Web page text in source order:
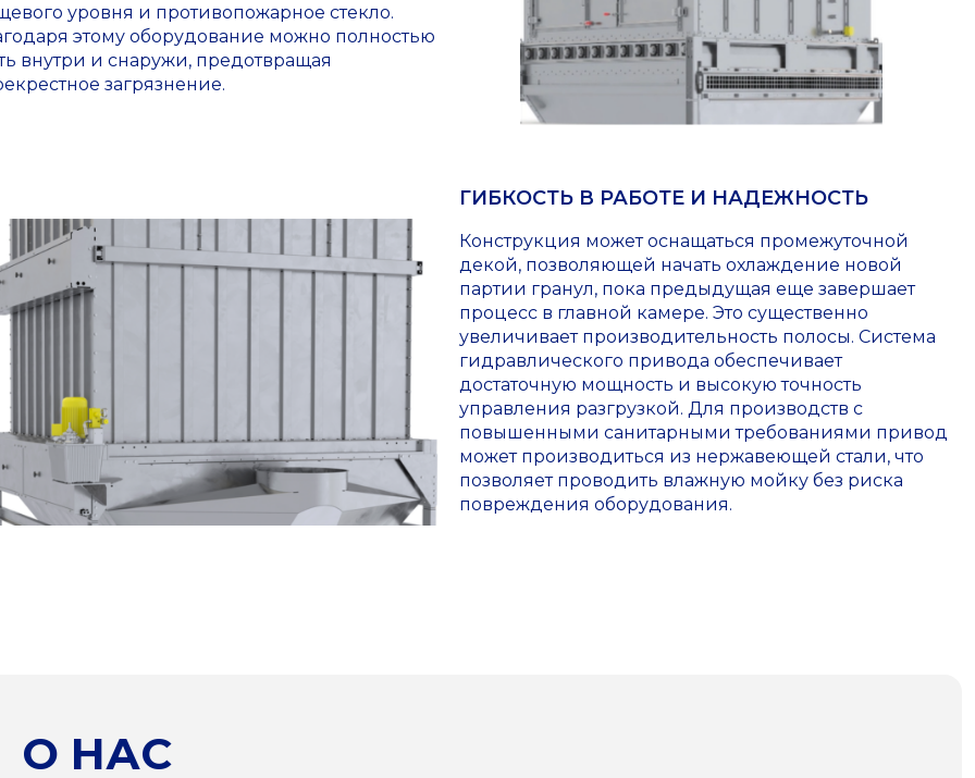
уровня и противопожарное стекло.
этому оборудование можно полностью
внутри и снаружи, предотвращая
загрязнение.
ГИБКОСТЬ В РАБОТЕ И НАДЕЖНОСТЬ
Конструкция может оснащаться промежуточной
декой, позволяющей начать охлаждение новой
партии гранул, пока предыдущая еще завершает
процесс в главной камере. Это существенно
увеличивает производительность полосы. Система
гидравлического привода обеспечивает
достаточную мощность и высокую точность
управления разгрузкой. Для производств с
повышенными санитарными требованиями привод
может производиться из нержавеющей стали, что
позволяет проводить влажную мойку без риска
повреждения оборудования.
О НАС